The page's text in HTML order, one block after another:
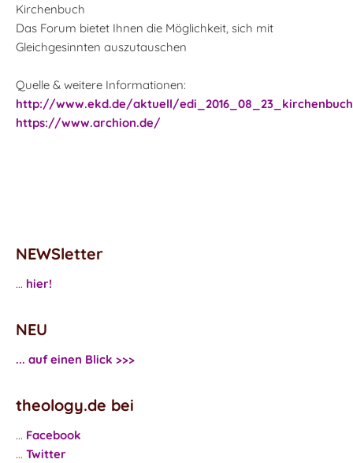
Kirchenbuch
Das Forum bietet Ihnen die Möglichkeit, sich mit
Gleichgesinnten auszutauschen
Quelle & weitere Informationen:
http://www.ekd.de/aktuell/
https://www.archion.de/
NEWSletter
... hier!
NEU
... auf einen Blick >>>
theology.de bei
... Facebook
... Twitter